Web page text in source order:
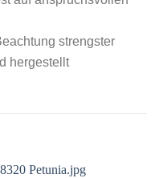
strengster
hergestellt